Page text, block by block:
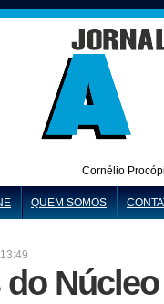
Cornélio
QUEM SOMOS